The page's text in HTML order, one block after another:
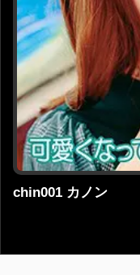
chin001 カノン